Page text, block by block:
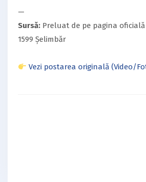
—
Sursă: Preluat de pe pagina oficială
1599 Șelimbăr
Vezi postarea originală (Video/